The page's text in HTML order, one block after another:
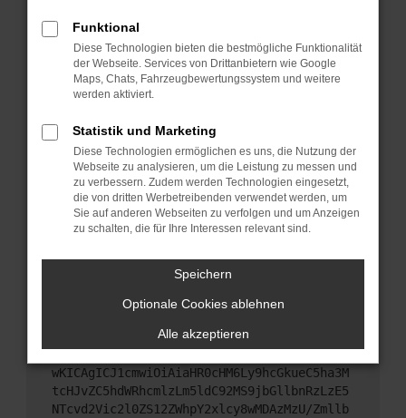
Das kann manchmal helfen, vorübergehende
Probleme zu beheben.
Stelle sicher, dass dein Browser und dein
Betriebssystem auf dem neuesten Stand sind.
Sicherheitsrisiko, sondern kann auch dazu führen,
dass bestimmte Funktionen nicht mehr
unterstützt werden.
Wende dich an den Webseitenbetreiber.
Wenn du alle oben genannten Schritte versucht
hast, kontaktiere uns bitte. Wir werden versuchen,
das Problem zu beheben. Du kannst uns diesen
Text schicken, um uns bei der Fehlersuche zu
unterstützen:
ewogICJuYW1lIjogIk5ldHdvcmtFcnJvciIsCiAgI
mNvbmZpZyI6IHsKICAgICJtZXRob2QiOiAiR0VUIi
wKICAgICJ1cmwiOiAiaHR0cHM6Ly9hcGkueC5ha3M
tcHJvZC5hdWRhcmlzLm5ldC92MS9jbGllbnRzLzE5
NTcvd2Vic2l0ZS12ZWhpY2xlcy8wMDAzMzU/Zmllb
Funktional
Diese Technologien bieten die bestmögliche Funktionalität
der Webseite. Services von Drittanbietern wie Google
Maps, Chats, Fahrzeugbewertungssystem und weitere
werden aktiviert.
Statistik und Marketing
Diese Technologien ermöglichen es uns, die Nutzung der
Webseite zu analysieren, um die Leistung zu messen und
zu verbessern. Zudem werden Technologien eingesetzt,
die von dritten Werbetreibenden verwendet werden, um
Sie auf anderen Webseiten zu verfolgen und um Anzeigen
zu schalten, die für Ihre Interessen relevant sind.
Speichern
Optionale Cookies ablehnen
Alle akzeptieren